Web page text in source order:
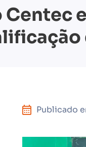
Publicado